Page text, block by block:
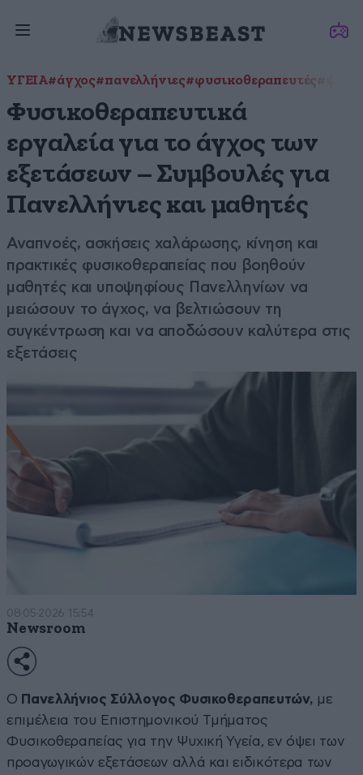
ΥΓΕΙΑ#άγχος#πανελλήνιες#φυσικοθεραπευτές
Φυσικοθεραπευτικά
εργαλεία για το άγχος των
εξετάσεων – Συμβουλές για
Πανελλήνιες και μαθητές
Αναπνοές, ασκήσεις χαλάρωσης, κίνηση και
πρακτικές φυσικοθεραπείας που βοηθούν
μαθητές και υποψηφίους Πανελληνίων να
μειώσουν το άγχος, να βελτιώσουν τη
συγκέντρωση και να αποδώσουν καλύτερα στις
εξετάσεις
08·05·2026 15:54
Newsroom
Ο Πανελλήνιος Σύλλογος Φυσικοθεραπευτών, με
επιμέλεια του Επιστημονικού Τμήματος
Φυσικοθεραπείας για την Ψυχική Υγεία, εν όψει των
προαγωγικών εξετάσεων αλλά και ειδικότερα των